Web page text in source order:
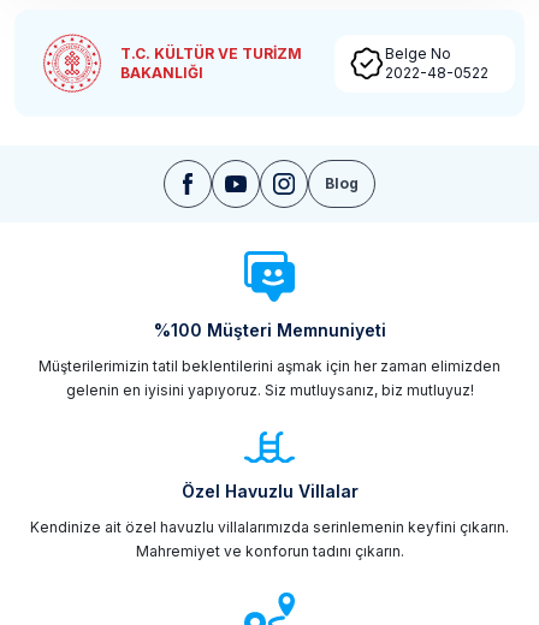
T.C. KÜLTÜR VE TURİZM
BAKANLIĞI
Belge No
2022-48-0522
Blog
%100 Müşteri Memnuniyeti
Müşterilerimizin tatil beklentilerini aşmak için her zaman elimizden
gelenin en iyisini yapıyoruz. Siz mutluysanız, biz mutluyuz!
Özel Havuzlu Villalar
Kendinize ait özel havuzlu villalarımızda serinlemenin keyfini çıkarın.
Mahremiyet ve konforun tadını çıkarın.